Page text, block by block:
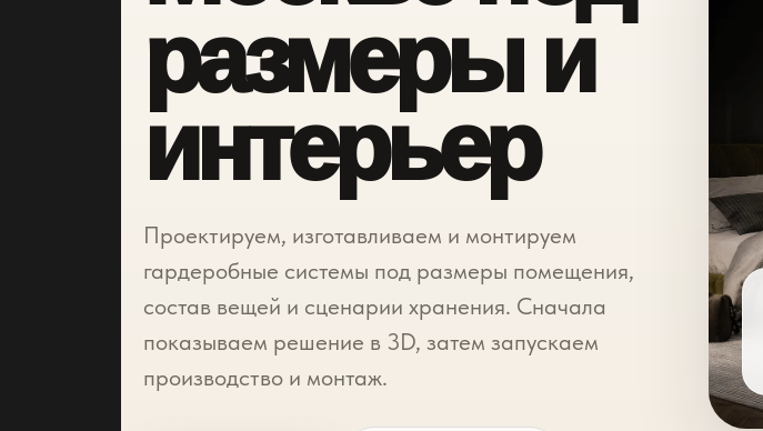
размеры и
интерьер
Проектируем, изготавливаем и монтируем
гардеробные системы под размеры помещения,
состав вещей и сценарии хранения. Сначала
показываем решение в 3D, затем запускаем
производство и монтаж.